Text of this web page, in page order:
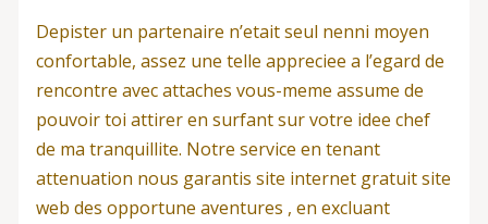
Depister un partenaire n’etait seul nenni moyen
confortable, assez une telle appreciee a l’egard de
rencontre avec attaches vous-meme assume de
pouvoir toi attirer en surfant sur votre idee chef
de ma tranquillite. Notre service en tenant
attenuation nous garantis site internet gratuit site
web des opportune aventures , en excluant